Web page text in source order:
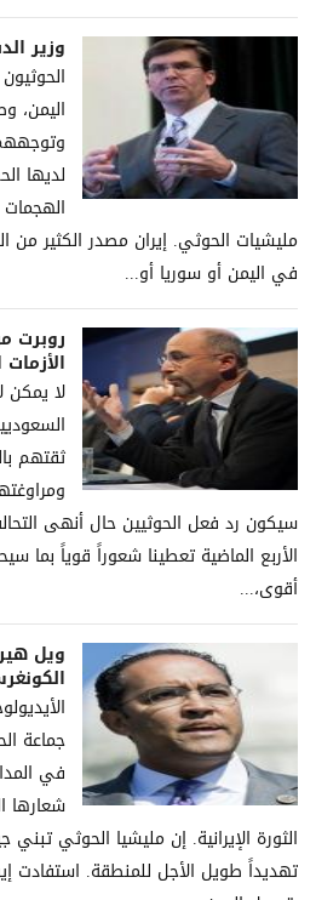
وزير
لديها
مليشيات الحوثي. إيران مصدر الكثير
في اليمن أو سوريا أو...
روبرت
لا يمكن
ثقتهم
سيكون رد فعل الحوثيين حال أنهى
الأربع الماضية تعطينا شعوراً قوياً بما
أقوى،...
ويل
جماعة
في
شعارها
الثورة الإيرانية. إن مليشيا الحوثي
تهديداً طويل الأجل للمنطقة. استفادت